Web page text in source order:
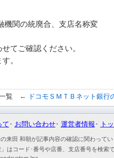
機関の統廃合、支店名称変
てご確認ください。
。
覧 ← ドコモＳＭＴＢネット銀行
て お問い合わせ 運営者情報 ト
来田 和朝が記事内容の確認に関わってい
はコード･番号や店番、支店番号を検索で